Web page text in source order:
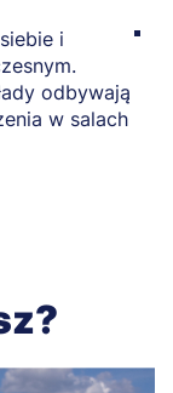
i
odbywają
w salach